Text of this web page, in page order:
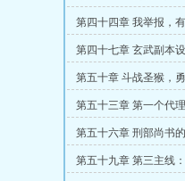
第四十四章 我举报，
第四十七章 玄武副本
第五十章 斗战圣猴，
第五十三章 第一个代
第五十六章 刑部尚书
第五十九章 第三主线